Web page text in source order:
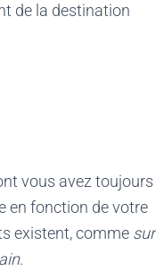
de la destination
vous avez toujours
en fonction de votre
existent, comme sur
.